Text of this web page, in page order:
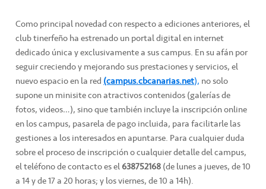
Como principal novedad con respecto a ediciones anteriores, el
club tinerfeño ha estrenado un portal digital en internet
dedicado única y exclusivamente a sus campus. En su afán por
seguir creciendo y mejorando sus prestaciones y servicios, el
nuevo espacio en la red(campus.cbcanarias.net), no solo
supone un minisite con atractivos contenidos (galerías de
fotos, videos…), sino que también incluye la inscripción online
en los campus, pasarela de pago incluida, para facilitarle las
gestiones a los interesados en apuntarse. Para cualquier duda
sobre el proceso de inscripción o cualquier detalle del campus,
el teléfono de contacto es el638752168(de lunes a jueves, de 10
a 14 y de 17 a 20 horas; y los viernes, de 10 a 14h).